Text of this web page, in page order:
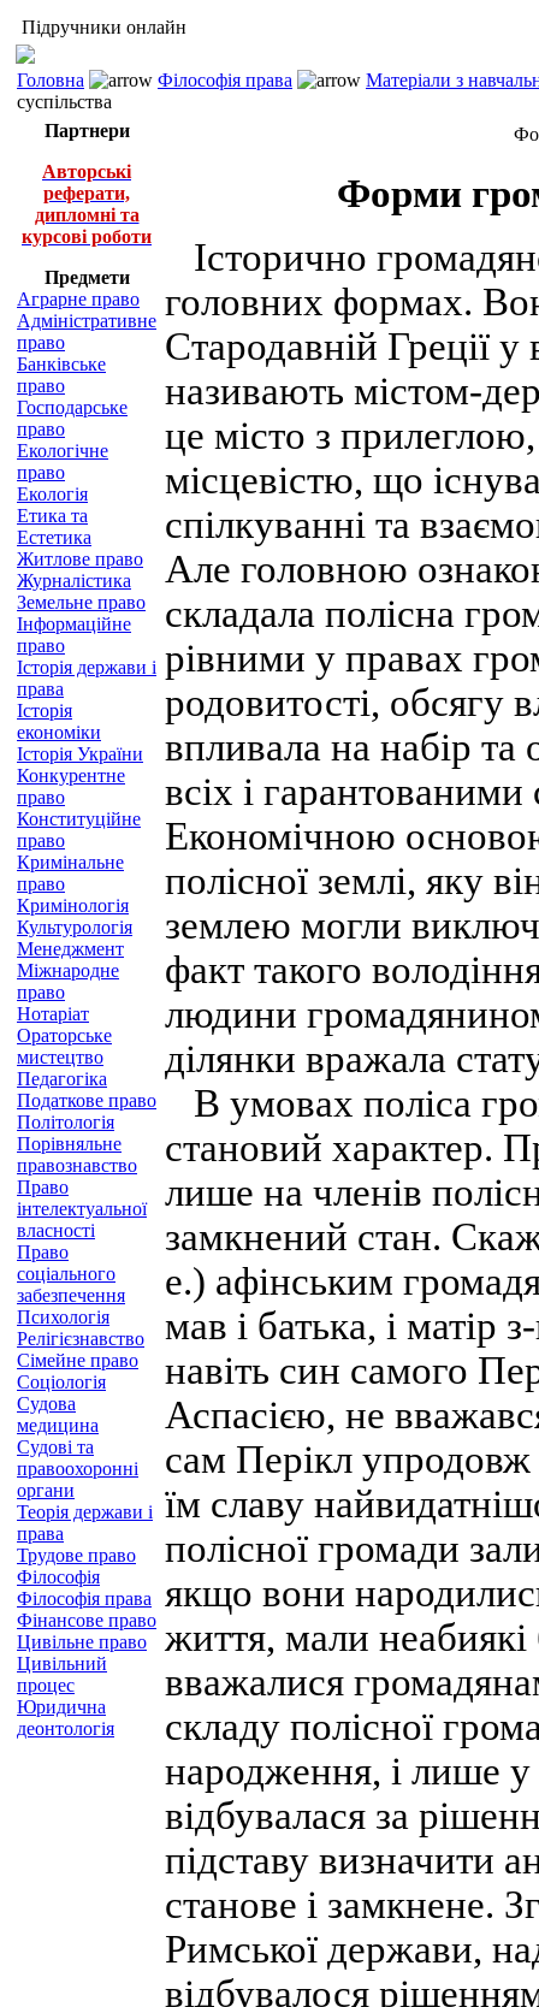
Підручники онлайн
Головна Філософія права
Матеріали з
суспільства
Партнери
Авторські
реферати,
дипломні та
курсові роботи
Предмети
Аграрне право
Адміністративне
право
Банківське
право
Господарське
право
Екологічне
право
Екологія
Етика та
Естетика
Житлове право
Журналістика
Земельне право
Інформаційне
право
Історія держави і
права
Історія
економіки
Історія України
Конкурентне
право
Конституційне
право
Кримінальне
право
Кримінологія
Культурологія
Менеджмент
Міжнародне
право
Нотаріат
Ораторське
мистецтво
Педагогіка
Податкове право
Політологія
Порівняльне
правознавство
Право
інтелектуальної
власності
Право
соціального
забезпечення
Психологія
Релігієзнавство
Сімейне право
Соціологія
Судова
медицина
Судові та
правоохоронні
органи
Теорія держави і
права
Трудове право
Філософія
Філософія права
Фінансове право
Цивільне право
Цивільний
процес
Юридична
деонтологія
Форми
Історично
головних формах.
Стародавній Греції
називають містом-
це місто з
місцевістю, що
спілкуванні та
Але головною
складала полісна
рівними у правах
родовитості, обсягу
впливала на набір
всіх і
Економічною
полісної землі, яку
землею могли
факт такого
людини
ділянки вражала
В умовах поліса
становий характер.
лише на членів
замкнений стан.
е.) афінським
мав і батька, і матір
навіть син самого
Аспасією, не
сам Перікл упродовж
їм славу
полісної громади
якщо вони
життя, мали неабиякі
вважалися
складу полісної
народження, і лише у
відбувалася за
підставу визначити
станове і замкнене.
Римської держави,
відбувалося